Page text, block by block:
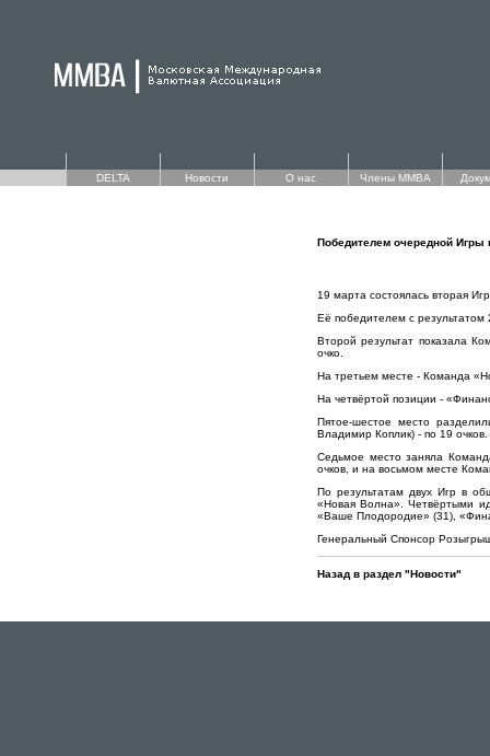
DELTA Новости О нас Члены ММВА
Победителем очередной Игры
19 марта состоялась вторая
Её победителем с
Второй результат показала
очко.
На третьем месте - Команда
На четвёртой позиции -
Пятое-шестое место
Владимир Коплик) - по 19 очков.
Седьмое место заняла
очков, и на восьмом месте
По результатам двух Игр в
«Новая Волна». Четвёртыми
«Ваше Плодородие» (31),
Генеральный Спонсор
Назад в раздел "Новости"